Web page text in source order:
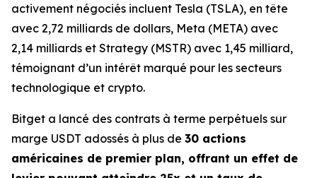
activement négociés incluent Tesla (TSLA), en tête
avec 2,72 milliards de dollars, Meta (META) avec
2,14 milliards et Strategy (MSTR) avec 1,45 milliard,
témoignant d’un intérêt marqué pour les secteurs
technologique et crypto.
Bitget a lancé des contrats à terme perpétuels sur
marge USDT adossés à plus de 30 actions
américaines de premier plan, offrant un effet de